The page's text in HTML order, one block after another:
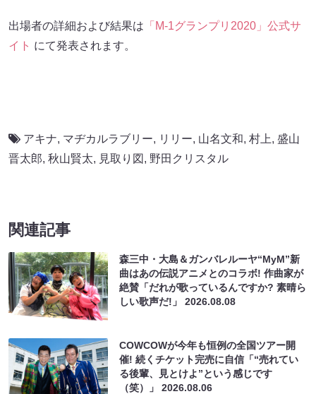
出場者の詳細および結果は 「M-1グランプリ2020」公式サ
イト にて発表されます。
アキナ, マヂカルラブリー, リリー, 山名文和, 村上, 盛山
晋太郎, 秋山賢太, 見取り図 , 野田クリスタル
関連記事
森三中・大島＆ガンバレルーヤ“MyM”新
曲はあの伝説アニメとのコラボ! 作曲家が
絶賛「だれが歌っているんですか? 素晴ら
しい歌声だ!」2026.08.08
COWCOWが今年も恒例の全国ツアー開
催! 続くチケット完売に自信「“売れてい
る後輩、見とけよ”という感じです
（笑）」2026.08.06